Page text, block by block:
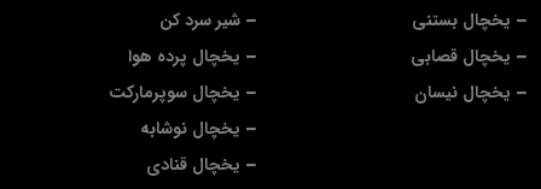
شیر سرد کن
یخچال پرده هوا
یخچال سوپرمارکت
یخچال نوشابه
یخچال قنادی
یخچال بستنی
یخچال قصابی
یخچال نیسان